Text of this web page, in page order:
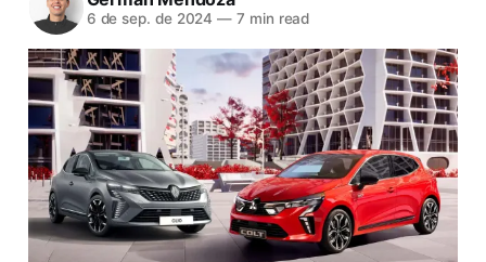
6 de sep. de 2024 — 7 min read